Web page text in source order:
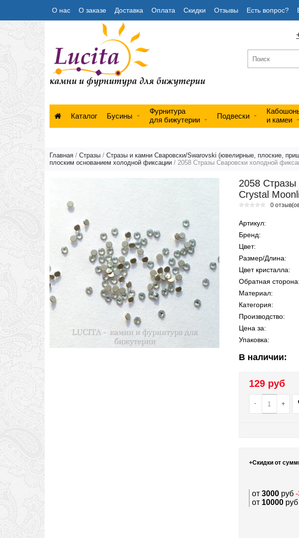
О нас О заказе Доставка Оплата Скидки Отзывы Есть вопрос?
Каталог Бусины
Фурнитура
для бижутерии
Подвески
и камеи
Главная / Стразы / Стразы и камни Сваровски/Swarovski (ювелирные, плоские,
плоским основанием холодной фиксации / 2058 Стразы Сваровски холодной
2058
Crystal
0
Артикул:
Бренд:
Цвет:
Размер/Длина:
Цвет кристалла:
Обратная сторона:
Материал:
Категория:
Производство:
Цена за:
Упаковка:
В наличии:
129 руб
- +
+Скидки от
от3000руб
от 10000руб